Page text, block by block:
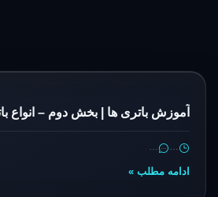
آموزش باتری ها | بخش دوم – انواع
…
…
ادامه مطلب »